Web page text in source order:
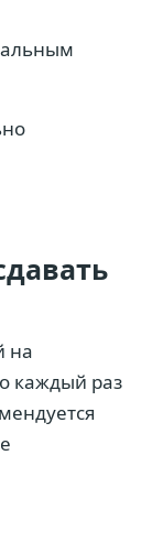
на
каждый раз